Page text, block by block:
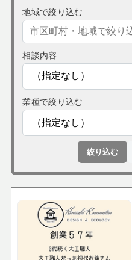
地域で絞り込む
相談内容
業種で絞り込む
絞り込む